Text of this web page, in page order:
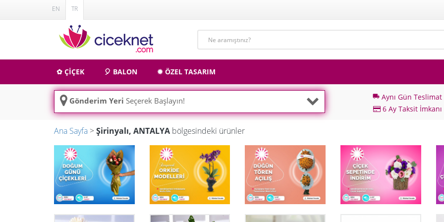
EN TR
✿ ÇİÇEK 🎈 BALON ✹ ÖZEL TASARIM
Gönderim Yeri Seçerek Başlayın! local_shipping Aynı Gün Teslimat
6 Ay Taksit İmkanı
Ana Sayfa >Şirinyalı, ANTALYA bölgesindeki ürünler